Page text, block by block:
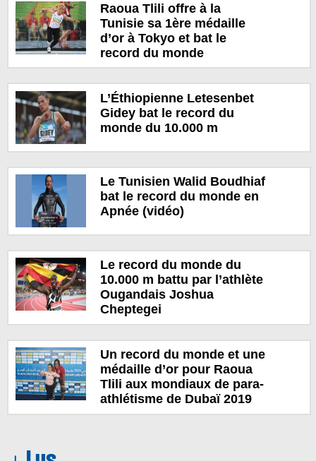
Raoua Tlili offre à la
Tunisie sa 1ère médaille
d’or à Tokyo et bat le
record du monde
L’Éthiopienne Letesenbet
Gidey bat le record du
monde du 10.000 m
Le Tunisien Walid Boudhiaf
bat le record du monde en
Apnée (vidéo)
Le record du monde du
10.000 m battu par l’athlète
Ougandais Joshua
Cheptegei
Un record du monde et une
médaille d’or pour Raoua
Tlili aux mondiaux de para-
athlétisme de Dubaï 2019